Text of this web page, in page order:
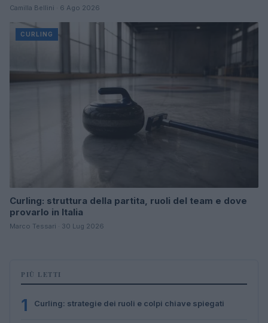
Camilla Bellini · 6 Ago 2026
CURLING
Curling: struttura della partita, ruoli del team e dove
provarlo in Italia
Marco Tessari · 30 Lug 2026
PIÙ LETTI
1 Curling: strategie dei ruoli e colpi chiave spiegati